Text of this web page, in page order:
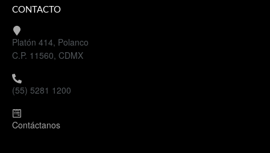
CONTACTO
Platón 414, Polanco
C.P. 11560, CDMX
(55) 5281 1200
Contáctanos